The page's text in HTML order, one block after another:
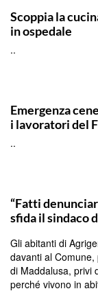
Scoppia la
in ospedale
..
Emergenza
i lavoratori del
..
“Fatti
sfida il sindaco
Gli abitanti di
davanti al Comune,
di Maddalusa, privi
perché vivono in